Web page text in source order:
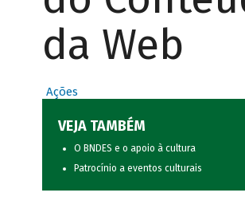
da Web
Ações
VEJA TAMBÉM
O BNDES e o apoio à cultura
Patrocínio a eventos culturais